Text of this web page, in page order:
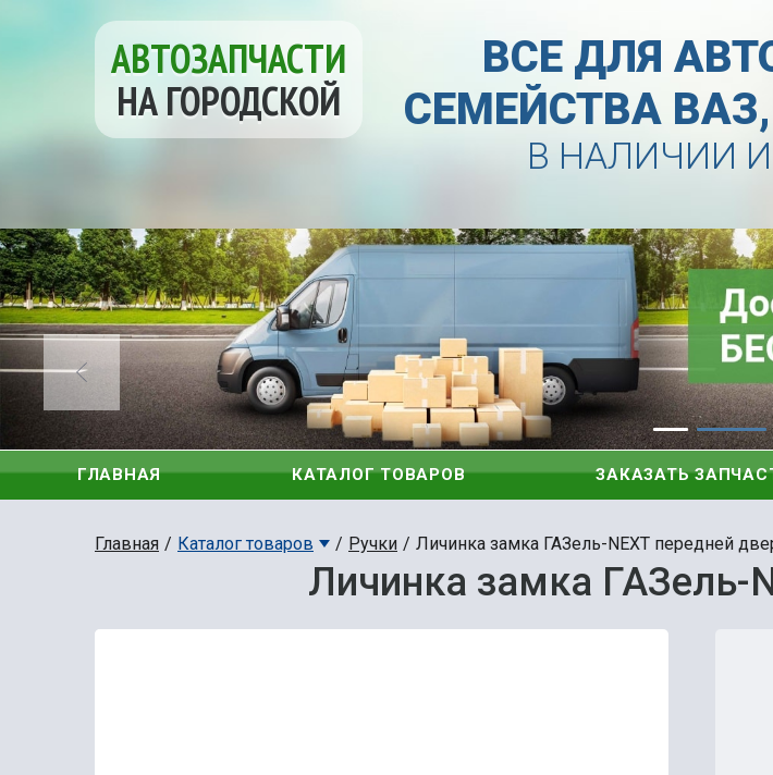
АВТОЗАПЧАСТИ
НА ГОРОДСКОЙ
ВСЕ ДЛЯ
СЕМЕЙСТВА
В НАЛИЧИИ
ГЛАВНАЯ КАТАЛОГ ТОВАРОВ ЗАКАЗАТЬ
Главная Каталог товаров Ручки Личинка замка ГАЗель-NEХТ передней
Личинка замка ГАЗель-